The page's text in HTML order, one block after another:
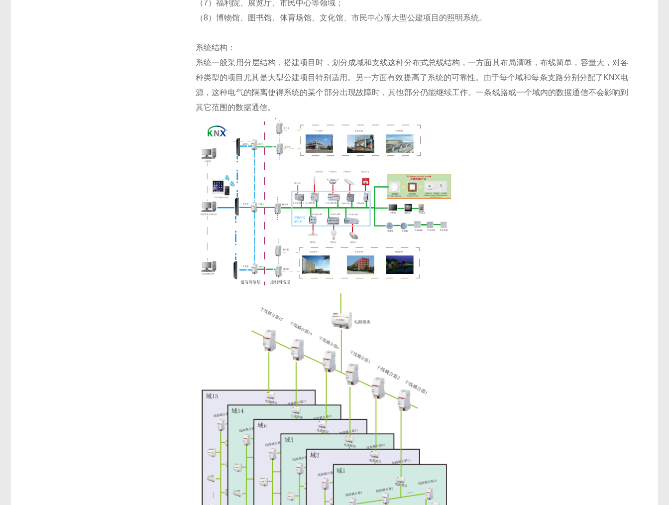
（7）福利院、展览厅、市民中心等领域；
（8）博物馆、图书馆、体育场馆、文化馆、市民中心等大型公建项目的照明系统。
系统结构：
系统一般采用分层结构，搭建项目时，划分成域和支线这种分布式总线结构，一方面其布局清晰，布线简单，容量大，对各
种类型的项目尤其是大型公建项目特别适用。另一方面有效提高了系统的可靠性。由于每个域和每条支路分别分配了KNX电
源，这种电气的隔离使得系统的某个部分出现故障时，其他部分仍能继续工作。一条线路或一个域内的数据通信不会影响到
其它范围的数据通信。